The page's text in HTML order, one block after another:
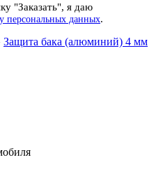
"Заказать", я даю
персональных данных.
Защита бака (алюминий) 4 мм